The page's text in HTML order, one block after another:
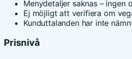
Menydetaljer saknas –
Ej möjligt att verifiera om
Kunduttalanden har inte
Prisnivå